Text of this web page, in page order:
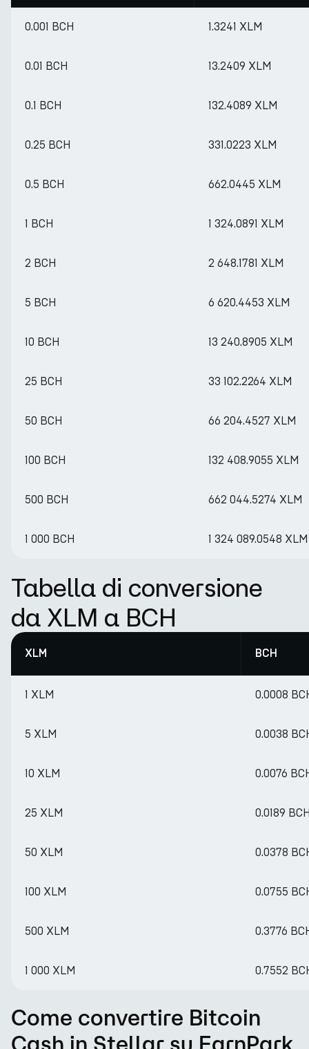
0.001 BCH 1.3241 XLM
0.01 BCH 13.2409 XLM
0.1 BCH 132.4089 XLM
0.25 BCH 331.0223 XLM
0.5 BCH 662.0445 XLM
1 BCH 1 324.0891 XLM
2 BCH 2 648.1781 XLM
5 BCH 6 620.4453 XLM
10 BCH 13 240.8905 XLM
25 BCH 33 102.2264 XLM
50 BCH 66 204.4527 XLM
100 BCH 132 408.9055 XLM
500 BCH 662 044.5274 XLM
1 000 BCH 1 324 089.0548 XLM
Tabella di conversione
da XLM a BCH
XLM BCH
1 XLM 0.0008
5 XLM 0.0038
10 XLM 0.0076
25 XLM 0.0189
50 XLM 0.0378
100 XLM 0.0755
500 XLM 0.3776
1 000 XLM 0.7552
Come convertire Bitcoin
Cash in Stellar su EarnPark